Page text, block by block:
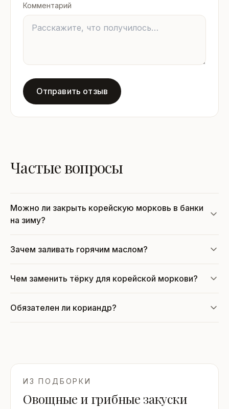
Комментарий
Отправить отзыв
Частые вопросы
Можно ли закрыть корейскую морковь в банки
на зиму?
Зачем заливать горячим маслом?
Чем заменить тёрку для корейской моркови?
Обязателен ли кориандр?
ИЗ ПОДБОРКИ
Овощные и грибные закуски